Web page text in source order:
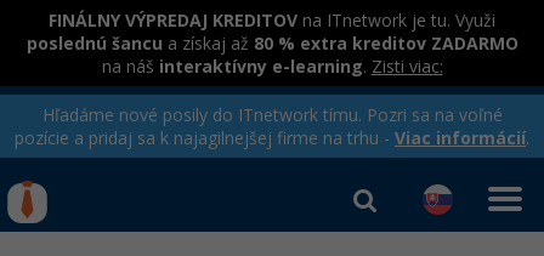
FINÁLNY VÝPREDAJ KREDITOV na ITnetwork je tu. Využi
poslednú šancu a získaj až 80 % extra kreditov ZADARMO
na náš interaktívny e-learning. Zisti viac:
Hľadáme nové posily do ITnetwork tímu. Pozri sa na voľné
pozície a pridaj sa k najagilnejšej firme na trhu - Viac informácií.